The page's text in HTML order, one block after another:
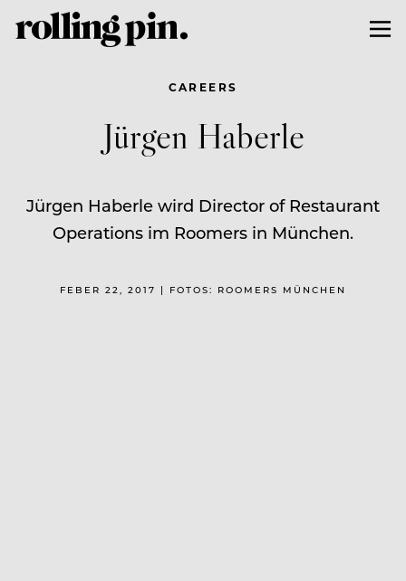
CAREERS
Jürgen Haberle
Jürgen Haberle wird Director of Restaurant
Operations im Roomers in München.
FEBER 22, 2017 | FOTOS: ROOMERS MÜNCHEN